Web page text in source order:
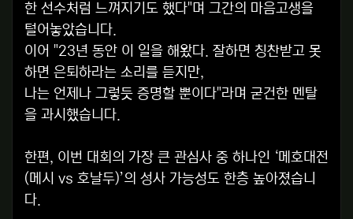
한 선수처럼 느껴지기도 했다"며 그간의 마음고생을
털어놓았습니다.
이어 "23년 동안 이 일을 해왔다. 잘하면 칭찬받고 못
하면 은퇴하라는 소리를 듣지만,
나는 언제나 그렇듯 증명할 뿐이다"라며 굳건한 멘탈
을 과시했습니다.
한편, 이번 대회의 가장 큰 관심사 중 하나인 ‘메호대전
(메시 vs 호날두)’의 성사 가능성도 한층 높아졌습니
다.